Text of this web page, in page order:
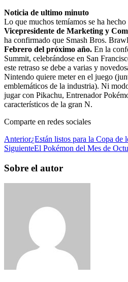
Noticia de ultimo minuto
Lo que muchos temíamos se ha hecho
Vicepresidente de Marketing y
ha confirmado que Smash Bros.
Febrero del próximo año. En la
Summit, celebrándose en San
este retraso se debe a varias y
Nintendo quiere meter en el juego
emblemáticos de la industria). Ni
jugar con Pikachu, Entrenador
característicos de la gran N.
Comparte en redes sociales
Anterior¿Están listos para la Copa de
SiguienteEl Pokémon del Mes de
Sobre el autor